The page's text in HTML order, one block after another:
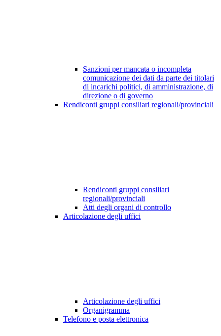
Sanzioni per mancata o incompleta
comunicazione dei dati da parte dei titolari
di incarichi politici, di amministrazione, di
direzione o di governo
Rendiconti gruppi consiliari regionali/provinciali
Rendiconti gruppi consiliari
regionali/provinciali
Atti degli organi di controllo
Articolazione degli uffici
Articolazione degli uffici
Organigramma
Telefono e posta elettronica